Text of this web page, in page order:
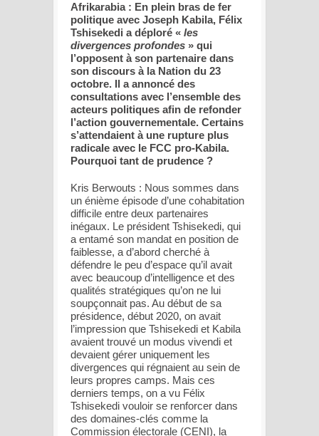
Afrikarabia : En plein bras de fer
politique avec Joseph Kabila, Félix
Tshisekedi a déploré « les
divergences profondes » qui
l’opposent à son partenaire dans
son discours à la Nation du 23
octobre. Il a annoncé des
consultations avec l’ensemble des
acteurs politiques afin de refonder
l’action gouvernementale. Certains
s’attendaient à une rupture plus
radicale avec le FCC pro-Kabila.
Pourquoi tant de prudence ?
Kris Berwouts : Nous sommes dans
un énième épisode d’une cohabitation
difficile entre deux partenaires
inégaux. Le président Tshisekedi, qui
a entamé son mandat en position de
faiblesse, a d’abord cherché à
défendre le peu d’espace qu’il avait
avec beaucoup d’intelligence et des
qualités stratégiques qu’on ne lui
soupçonnait pas. Au début de sa
présidence, début 2020, on avait
l’impression que Tshisekedi et Kabila
avaient trouvé un modus vivendi et
devaient gérer uniquement les
divergences qui régnaient au sein de
leurs propres camps. Mais ces
derniers temps, on a vu Félix
Tshisekedi vouloir se renforcer dans
des domaines-clés comme la
Commission électorale (CENI), la